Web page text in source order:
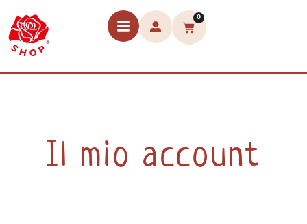
0
Il mio account